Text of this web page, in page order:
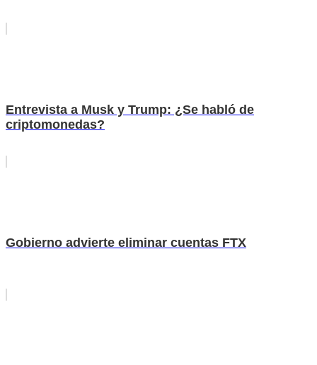
Entrevista a Musk y Trump: ¿Se habló de
criptomonedas?
Gobierno advierte eliminar cuentas FTX